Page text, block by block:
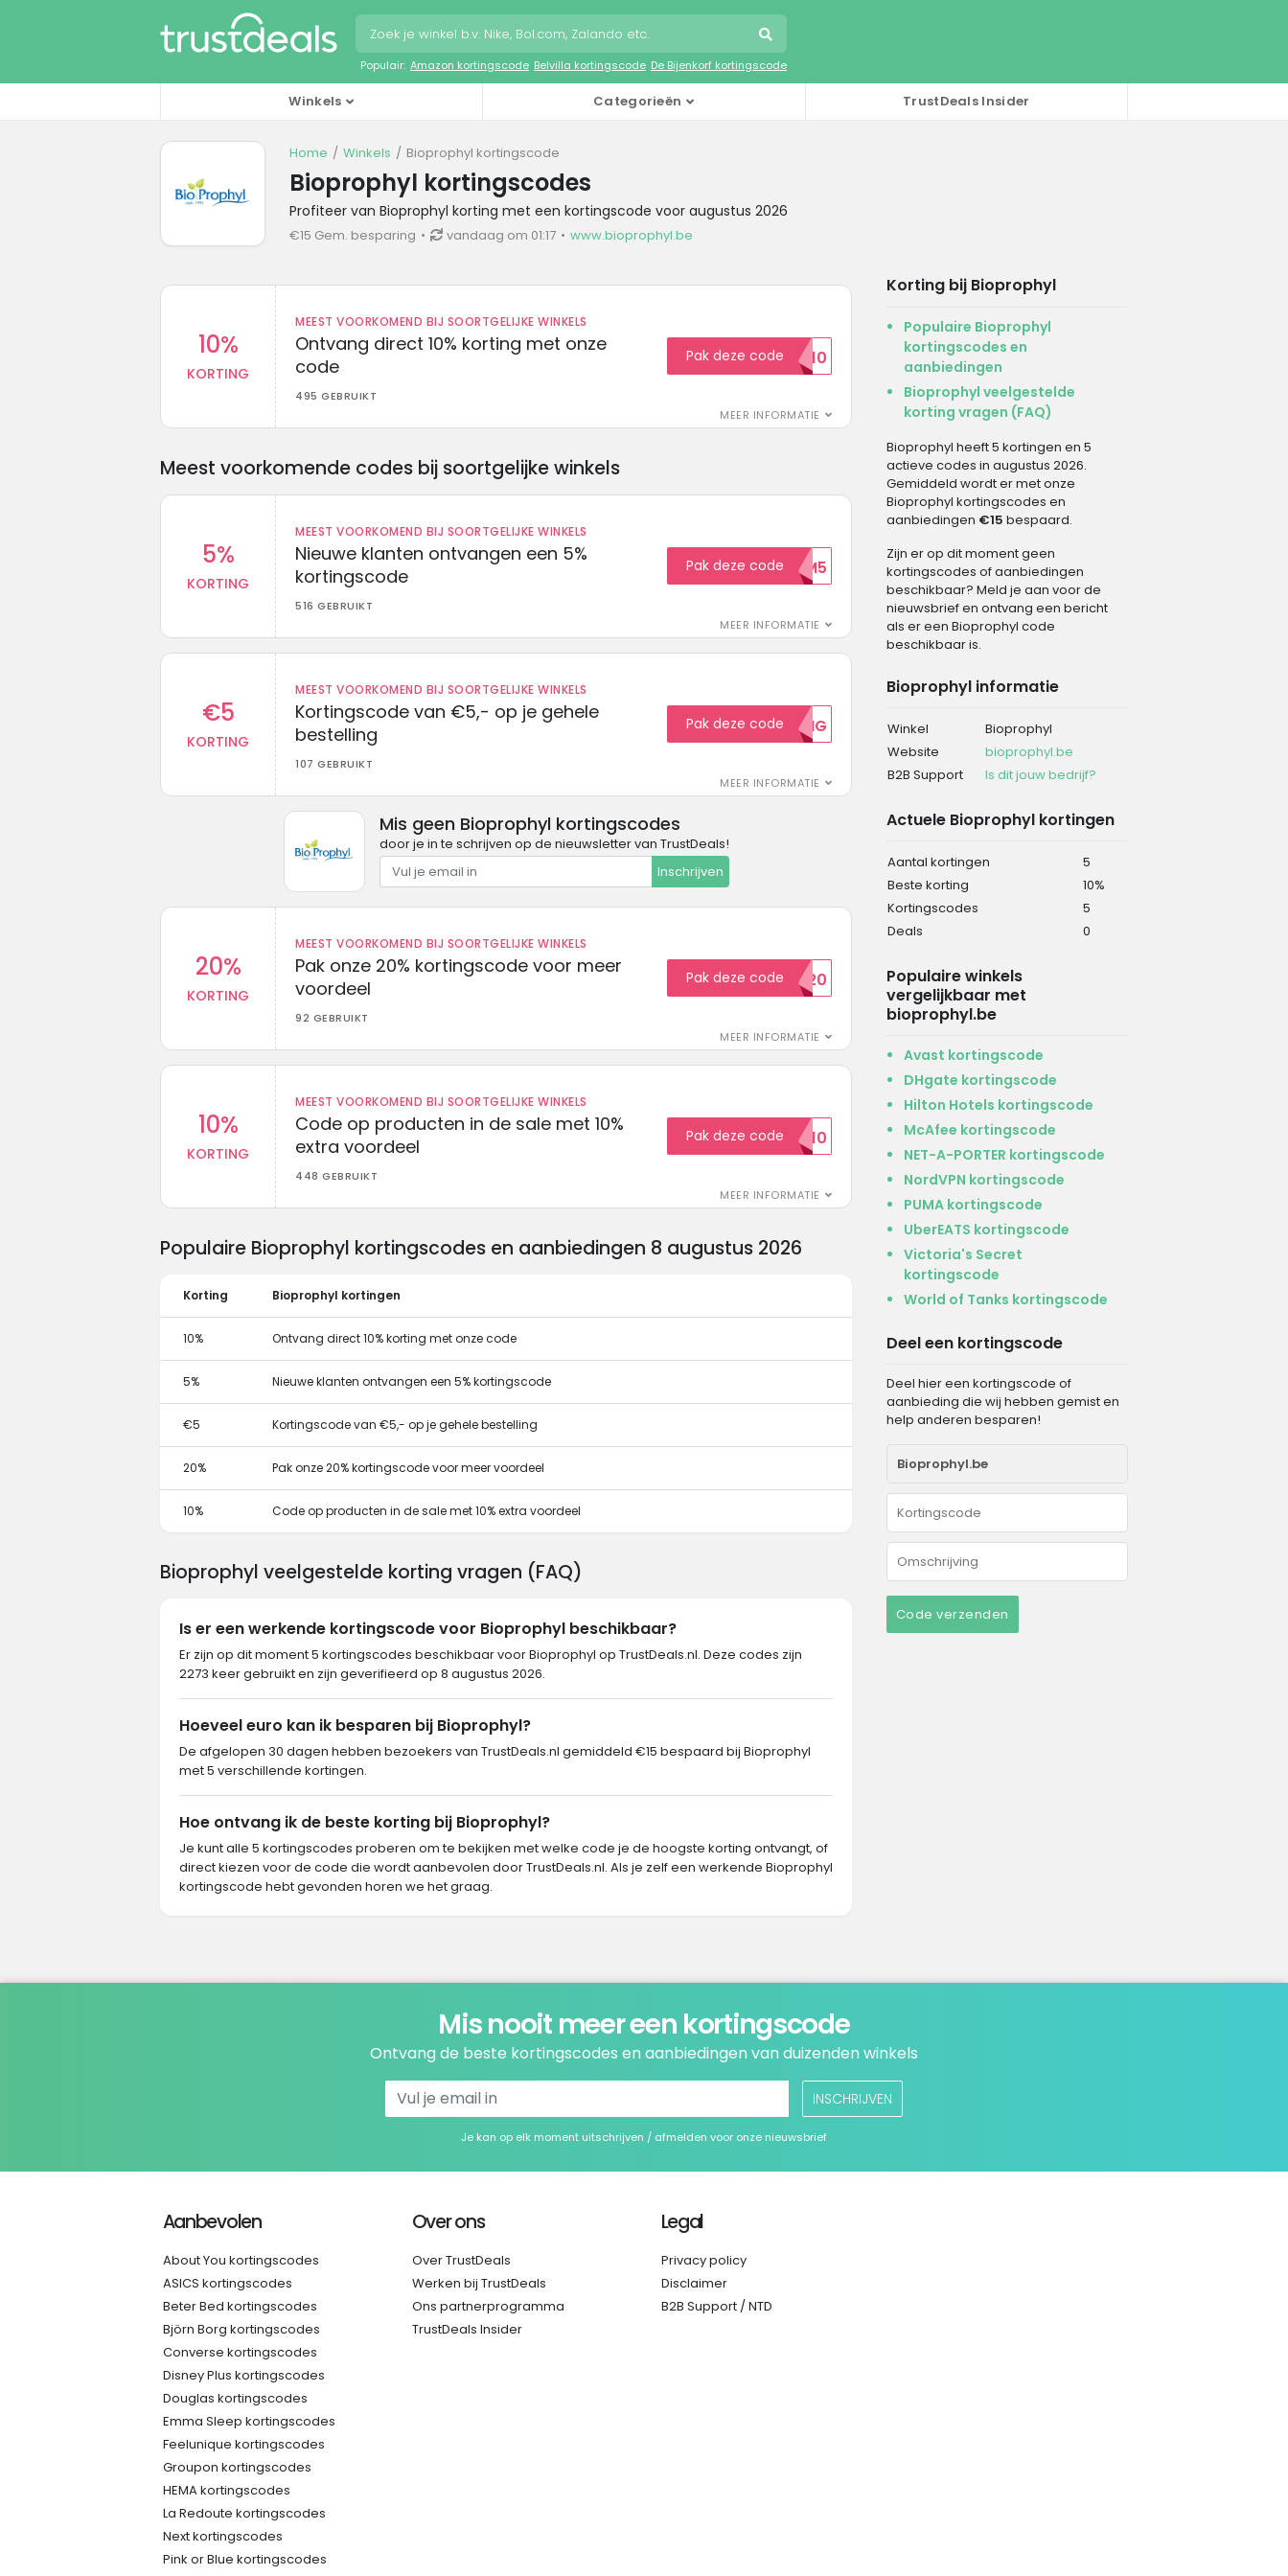
Populair: Amazon kortingscode Belvilla kortingscode De Bijenkorf kortingscode
Winkels Categorieën TrustDeals Insider
Home Winkels Bioprophyl kortingscode
Bioprophyl kortingscodes
Profiteer van Bioprophyl korting met een kortingscode voor augustus 2026
€15 Gem. besparing vandaag om 01:17 www.bioprophyl.be
10%
KORTING
MEEST VOORKOMEND BIJ SOORTGELIJKE WINKELS
Ontvang direct 10% korting met onze
code
495 GEBRUIKT
MEER INFORMATIE
Pak deze codeEXTRA10
Meest voorkomende codes bij soortgelijke winkels
5%
KORTING
MEEST VOORKOMEND BIJ SOORTGELIJKE WINKELS
Nieuwe klanten ontvangen een 5%
kortingscode
516 GEBRUIKT
MEER INFORMATIE
Pak deze codeWELKOM5
€5
KORTING
MEEST VOORKOMEND BIJ SOORTGELIJKE WINKELS
Kortingscode van €5,- op je gehele
bestelling
107 GEBRUIKT
MEER INFORMATIE
Pak deze code5KORTING
Mis geen Bioprophyl kortingscodes
door je in te schrijven op de nieuwsletter van TrustDeals!
Inschrijven
20%
KORTING
MEEST VOORKOMEND BIJ SOORTGELIJKE WINKELS
Pak onze 20% kortingscode voor meer
voordeel
92 GEBRUIKT
MEER INFORMATIE
Pak deze codeEXTRA20
10%
KORTING
MEEST VOORKOMEND BIJ SOORTGELIJKE WINKELS
Code op producten in de sale met 10%
extra voordeel
448 GEBRUIKT
MEER INFORMATIE
Pak deze codeSALE10
Korting bij Bioprophyl
Populaire Bioprophyl
kortingscodes en
aanbiedingen
Bioprophyl veelgestelde
korting vragen (FAQ)
Bioprophyl heeft 5 kortingen en 5
actieve codes in augustus 2026.
Gemiddeld wordt er met onze
Bioprophyl kortingscodes en
aanbiedingen €15 bespaard.
Zijn er op dit moment geen
kortingscodes of aanbiedingen
beschikbaar? Meld je aan voor de
nieuwsbrief en ontvang een bericht
als er een Bioprophyl code
beschikbaar is.
Bioprophyl informatie
Winkel
Bioprophyl
Website
bioprophyl.be
B2B Support
Is dit jouw bedrijf?
Actuele Bioprophyl kortingen
Aantal kortingen
5
Beste korting
10%
Kortingscodes
5
Deals
0
Populaire winkels
vergelijkbaar met
bioprophyl.be
Avast kortingscode
DHgate kortingscode
Hilton Hotels kortingscode
McAfee kortingscode
NET-A-PORTER kortingscode
NordVPN kortingscode
PUMA kortingscode
UberEATS kortingscode
Victoria's Secret
kortingscode
World of Tanks kortingscode
Deel een kortingscode
Deel hier een kortingscode of
aanbieding die wij hebben gemist en
help anderen besparen!
Code verzenden
Populaire Bioprophyl kortingscodes en aanbiedingen 8 augustus 2026
Korting Bioprophyl kortingen
10% Ontvang direct 10% korting met onze code
5% Nieuwe klanten ontvangen een 5% kortingscode
€5 Kortingscode van €5,- op je gehele bestelling
20% Pak onze 20% kortingscode voor meer voordeel
10% Code op producten in de sale met 10% extra voordeel
Bioprophyl veelgestelde korting vragen (FAQ)
Is er een werkende kortingscode voor Bioprophyl beschikbaar?
Er zijn op dit moment 5 kortingscodes beschikbaar voor Bioprophyl op TrustDeals.nl. Deze codes zijn
2273 keer gebruikt en zijn geverifieerd op 8 augustus 2026.
Hoeveel euro kan ik besparen bij Bioprophyl?
De afgelopen 30 dagen hebben bezoekers van TrustDeals.nl gemiddeld €15 bespaard bij Bioprophyl
met 5 verschillende kortingen.
Hoe ontvang ik de beste korting bij Bioprophyl?
Je kunt alle 5 kortingscodes proberen om te bekijken met welke code je de hoogste korting ontvangt, of
direct kiezen voor de code die wordt aanbevolen door TrustDeals.nl. Als je zelf een werkende Bioprophyl
kortingscode hebt gevonden horen we het graag.
Mis nooit meer een kortingscode
Ontvang de beste kortingscodes en aanbiedingen van duizenden winkels
INSCHRIJVEN
Je kan op elk moment uitschrijven / afmelden voor onze nieuwsbrief
Aanbevolen
About You kortingscodes
ASICS kortingscodes
Beter Bed kortingscodes
Björn Borg kortingscodes
Converse kortingscodes
Disney Plus kortingscodes
Douglas kortingscodes
Emma Sleep kortingscodes
Feelunique kortingscodes
Groupon kortingscodes
HEMA kortingscodes
La Redoute kortingscodes
Next kortingscodes
Pink or Blue kortingscodes
Over ons
Over TrustDeals
Werken bij TrustDeals
Ons partnerprogramma
TrustDeals Insider
Legal
Privacy policy
Disclaimer
B2B Support / NTD